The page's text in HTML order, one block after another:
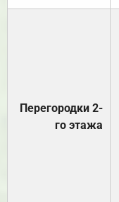
Перегородки 2-
го этажа